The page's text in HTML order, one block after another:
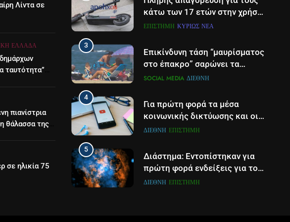
Λίντα σε
ΕΛΛΆΔΑ
ταυτότητα”
πιανίστρια
θάλασσα της
σε ηλικία 75
κάτω των 17 ετών στην χρήση
πατινιού- Οι νέες ρυθμίσεις
ΕΠΙΣΤΉΜΗ ΚΥΡΊΩΣ ΝΈΑ
3
Επικίνδυνη τάση “μαυρίσματος
στο έπακρο” σαρώνει τα
σόσιαλ
SOCIAL MEDIA ΔΙΕΘΝΉ
4
Για πρώτη φορά τα μέσα
κοινωνικής δικτύωσης και οι
πλατφόρμες βίντεο
περισσότερο για ενημέρωση,
σε παγκόσμιο επίπεδο
ΔΙΕΘΝΉ ΕΠΙΣΤΉΜΗ
5
Διάστημα: Εντοπίστηκαν για
πρώτη φορά ενδείξεις για τον
άνεμο που εκπέμπει η μαύρη
ΔΙΕΘΝΉ ΕΠΙΣΤΉΜΗ